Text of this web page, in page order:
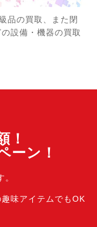
品の買取、また閉
設備・機器の買取
！
ーン！
味アイテムでもOK